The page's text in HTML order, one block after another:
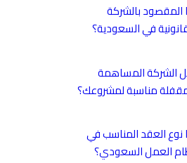
المقصود بالشركة
في السعودية؟
الشركة المساهمة
مناسبة لمشروعك؟
نوع العقد المناسب في
العمل السعودي؟